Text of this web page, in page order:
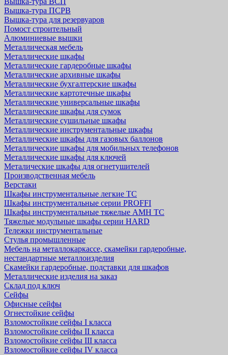
Вышка-тура ПСРВ
Вышка-тура для резервуаров
Помост строительный
Алюминиевые вышки
Металлическая мебель
Металлические шкафы
Металлические гардеробные шкафы
Металлические архивные шкафы
Металлические бухгалтерские шкафы
Металлические картотечные шкафы
Металлические универсальные шкафы
Металлические шкафы для сумок
Металлические сушильные шкафы
Металлические инструментальные шкафы
Металлические шкафы для газовых баллонов
Металлические шкафы для мобильных телефонов
Металлические шкафы для ключей
Металические шкафы для огнетушителей
Производственная мебель
Верстаки
Шкафы инструментальные легкие ТС
Шкафы инструментальные серии PROFFI
Шкафы инструментальные тяжелые AMH TC
Тяжелые модульные шкафы серии HARD
Тележки инструментальные
Стулья промышленные
Мебель на металлокаркассе, скамейки гардеробные,
нестандартные металлоизделия
Скамейки гардеробные, подставки для шкафов
Металлические изделия на заказ
Склад под ключ
Сейфы
Офисные сейфы
Огнестойкие сейфы
Взломостойкие сейфы I класса
Взломостойкие сейфы II класса
Взломостойкие сейфы III класса
Взломостойкие сейфы IV класса